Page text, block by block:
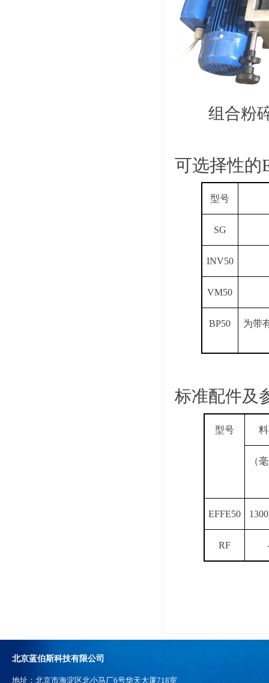
组合粉碎
可选择性的
型号
SG
INV50
VM50
BP50 为带
标准配件及
型号
（
EFFE50
RF
北京蓝伯斯科技有限公司
地址：北京市海淀区北小马厂6号华天大厦718室